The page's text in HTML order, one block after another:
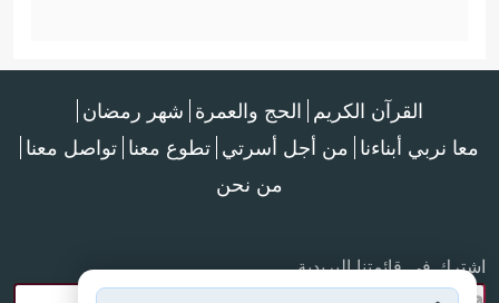
القرآن الكريم الحج والعمرة شهر رمضان
معا نربي أبناءنا من أجل أسرتي تطوع معنا تواصل معنا
من نحن
اشترك في قائمتنا البريدية